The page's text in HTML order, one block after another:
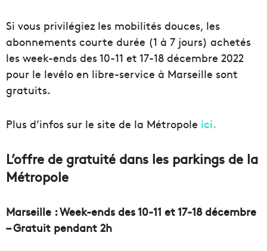
Si vous privilégiez les mobilités douces, les
abonnements courte durée (1 à 7 jours) achetés
les week-ends des 10-11 et 17-18 décembre 2022
pour le levélo en libre-service à Marseille sont
gratuits.
Plus d’infos sur le site de la Métropole ici.
L’offre de gratuité dans les parkings de la
Métropole
Marseille : Week-ends des 10-11 et 17-18 décembre
– Gratuit pendant 2h